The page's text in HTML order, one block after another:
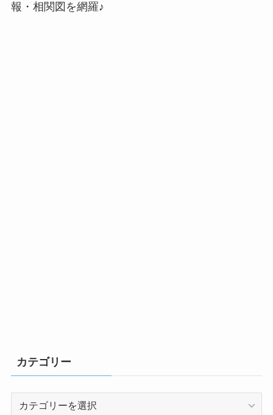
報・相関図を網羅♪
カテゴリー